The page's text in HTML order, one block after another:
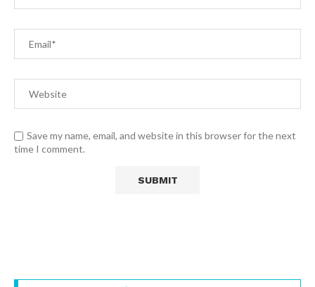
Save my name, email, and website in this browser for the next
time I comment.